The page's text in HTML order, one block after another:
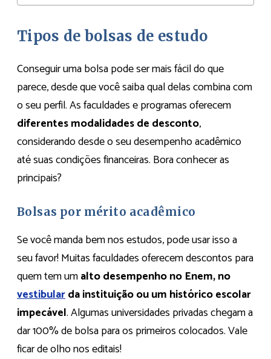
Tipos de bolsas de estudo
Conseguir uma bolsa pode ser mais fácil do que
parece, desde que você saiba qual delas combina com
o seu perfil. As faculdades e programas oferecem
diferentes modalidades de desconto,
considerando desde o seu desempenho acadêmico
até suas condições financeiras. Bora conhecer as
principais?
Bolsas por mérito acadêmico
Se você manda bem nos estudos, pode usar isso a
seu favor! Muitas faculdades oferecem descontos para
quem tem umalto desempenho no Enem, no
vestibularda instituição ou um histórico escolar
impecável. Algumas universidades privadas chegam a
dar 100% de bolsa para os primeiros colocados. Vale
ficar de olho nos editais!